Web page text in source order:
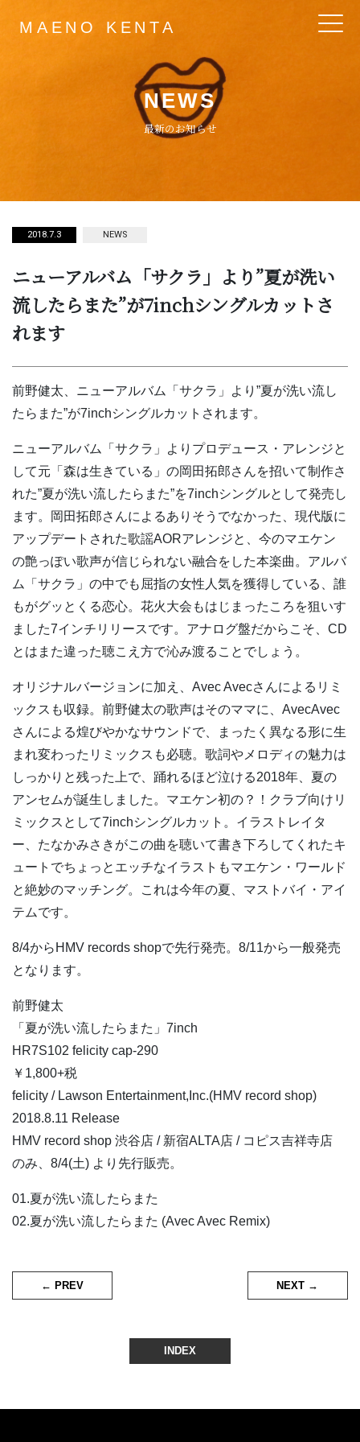
Main Navigation
MAENO KENTA
NEWS
最新のお知らせ
2018.7.3 NEWS
ニューアルバム「サクラ」より”夏が洗い
流したらまた”が7inchシングルカットさ
れます
前野健太、ニューアルバム「サクラ」より”夏が洗い流し
たらまた”が7inchシングルカットされます。
ニューアルバム「サクラ」よりプロデュース・アレンジと
して元「森は生きている」の岡田拓郎さんを招いて制作さ
れた”夏が洗い流したらまた”を7inchシングルとして発売し
ます。岡田拓郎さんによるありそうでなかった、現代版に
アップデートされた歌謡AORアレンジと、今のマエケン
の艶っぽい歌声が信じられない融合をした本楽曲。アルバ
ム「サクラ」の中でも屈指の女性人気を獲得している、誰
もがグッとくる恋心。花火大会もはじまったころを狙いす
ました7インチリリースです。アナログ盤だからこそ、CD
とはまた違った聴こえ方で沁み渡ることでしょう。
オリジナルバージョンに加え、Avec Avecさんによるリミ
ックスも収録。前野健太の歌声はそのママに、AvecAvec
さんによる煌びやかなサウンドで、まったく異なる形に生
まれ変わったリミックスも必聴。歌詞やメロディの魅力は
しっかりと残った上で、踊れるほど泣ける2018年、夏の
アンセムが誕生しました。マエケン初の？！クラブ向けリ
ミックスとして7inchシングルカット。イラストレイタ
ー、たなかみさきがこの曲を聴いて書き下ろしてくれたキ
ュートでちょっとエッチなイラストもマエケン・ワールド
と絶妙のマッチング。これは今年の夏、マストバイ・アイ
テムです。
8/4からHMV records shopで先行発売。8/11から一般発売
となります。
前野健太
「夏が洗い流したらまた」7inch
HR7S102 felicity cap-290
￥1,800+税
felicity / Lawson Entertainment,Inc.(HMV record shop)
2018.8.11 Release
HMV record shop 渋谷店 / 新宿ALTA店 / コピス吉祥寺店
のみ、8/4(土) より先行販売。
01.夏が洗い流したらまた
02.夏が洗い流したらまた (Avec Avec Remix)
NEXT →
← PREV
INDEX